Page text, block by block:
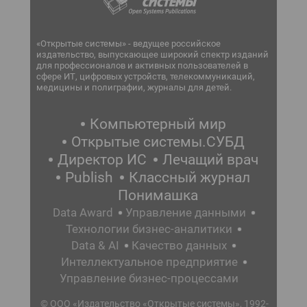
«Открытые системы» - ведущее российское
издательство, выпускающее широкий спектр изданий
для профессионалов и активных пользователей в
сфере ИТ, цифровых устройств, телекоммуникаций,
медицины и полиграфии, журналы для детей.
Компьютерный мир
Открытые системы.СУБД
Директор ИС
Лечащий врач
Publish
Классный журнал
Понимашка
Data Award
Управление данными
Технологии бизнес-аналитики
Data & AI
Качество данных
Интеллектуальное предприятие
Управление бизнес-процессами
© ООО «Издательство «Открытые системы», 1992-